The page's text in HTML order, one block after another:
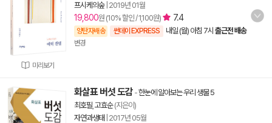
미리보기
프시케의숲| 2019년 01월
19,800원 (10% 할인 / 1,100원) 7.4
양탄자배송 썬데이 EXPRESS 내일 (월) 아침 7시 출근전 배송
변경
화살표 버섯 도감 -한눈에 알아보는 우리 생물 5
최호필 고효순(지은이)
자연과생태 2017년 05월